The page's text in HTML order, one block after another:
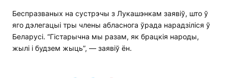
Беспразваных на сустрэчы з Лукашэнкам заявіў, што ў
яго дэлегацыі тры члены абласнога ўрада нарадзіліся ў
Беларусі. “Гістарычна мы разам, як брацкія народы,
жылі і будзем жыць”, — заявіў ён.